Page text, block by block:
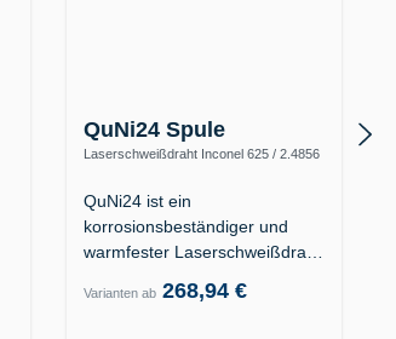
QuNi24 Spule
Laserschweißdraht Inconel 625 / 2.4856
QuNi24 ist ein
korrosionsbeständiger und
warmfester Laserschweißdraht
Varianten ab 268,94 €